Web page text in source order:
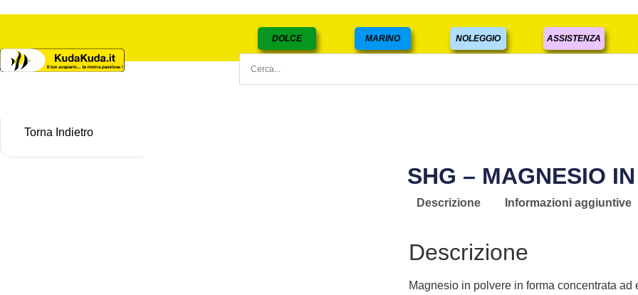
DOLCE MARINO NOLEGGIO ASSISTENZA
Torna Indietro
SHG – MAGNESIO
Descrizione Informazioni aggiuntive
Descrizione
Magnesio in polvere in forma concentrata